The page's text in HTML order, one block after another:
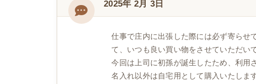
2025年 2月 3日
仕事で庄内に出張した際には必ず寄らせ
て、いつも良い買い物をさせていただい
今回は上司に初孫が誕生したため、利用
名入れ以外は自宅用として購入いたします